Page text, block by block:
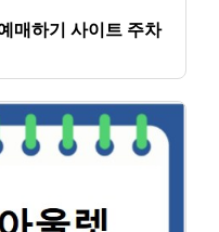
매하기 사이트 주차